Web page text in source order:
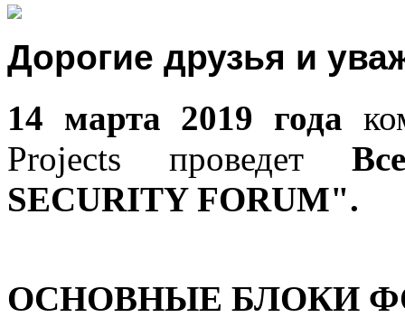
Дорогие друзья и
14 марта 2019 года
Projects проведет
SECURITY FORUM".
ОСНОВНЫЕ БЛОКИ